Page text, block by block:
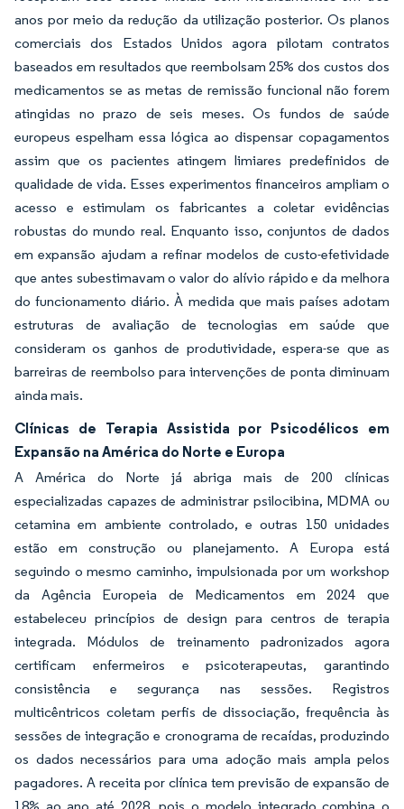
anos por meio da redução da utilização posterior. Os planos
comerciais dos Estados Unidos agora pilotam contratos
baseados em resultados que reembolsam 25% dos custos dos
medicamentos se as metas de remissão funcional não forem
atingidas no prazo de seis meses. Os fundos de saúde
europeus espelham essa lógica ao dispensar copagamentos
assim que os pacientes atingem limiares predefinidos de
qualidade de vida. Esses experimentos financeiros ampliam o
acesso e estimulam os fabricantes a coletar evidências
robustas do mundo real. Enquanto isso, conjuntos de dados
em expansão ajudam a refinar modelos de custo-efetividade
que antes subestimavam o valor do alívio rápido e da melhora
do funcionamento diário. À medida que mais países adotam
estruturas de avaliação de tecnologias em saúde que
consideram os ganhos de produtividade, espera-se que as
barreiras de reembolso para intervenções de ponta diminuam
ainda mais.
Clínicas de Terapia Assistida por Psicodélicos em
Expansão na América do Norte e Europa
A América do Norte já abriga mais de 200 clínicas
especializadas capazes de administrar psilocibina, MDMA ou
cetamina em ambiente controlado, e outras 150 unidades
estão em construção ou planejamento. A Europa está
seguindo o mesmo caminho, impulsionada por um workshop
da Agência Europeia de Medicamentos em 2024 que
estabeleceu princípios de design para centros de terapia
integrada. Módulos de treinamento padronizados agora
certificam enfermeiros e psicoterapeutas, garantindo
consistência e segurança nas sessões. Registros
multicêntricos coletam perfis de dissociação, frequência às
sessões de integração e cronograma de recaídas, produzindo
os dados necessários para uma adoção mais ampla pelos
pagadores. A receita por clínica tem previsão de expansão de